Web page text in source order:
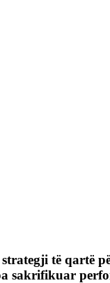
të qartë
sakrifikuar